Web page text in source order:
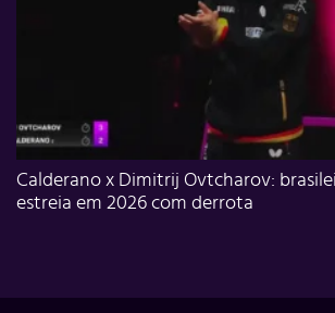
Calderano x Dimitrij Ovtcharov:
estreia em 2026 com derrota